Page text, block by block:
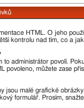
HTML. O jeho
kontrolu nad tím, co a
to administrátor povolí.
povoleno, můžete zase
jsou malé grafické
formulář. Prosím,